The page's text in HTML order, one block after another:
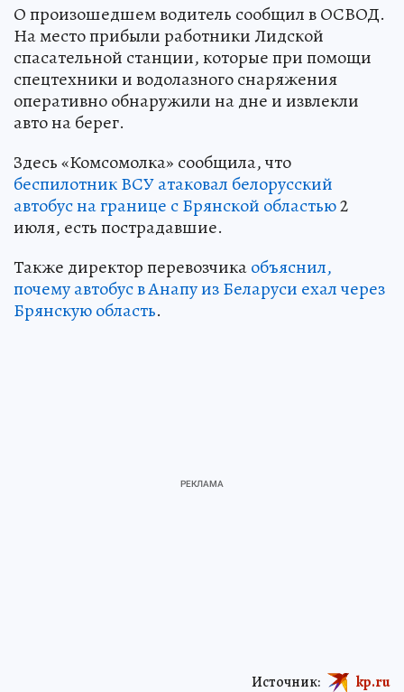
О произошедшем водитель сообщил в ОСВОД.
На место прибыли работники Лидской
спасательной станции, которые при помощи
спецтехники и водолазного снаряжения
оперативно обнаружили на дне и извлекли
авто на берег.
Здесь «Комсомолка» сообщила, что
беспилотник ВСУ атаковал белорусский
автобус на границе с Брянской областью2
июля, есть пострадавшие.
Также директор перевозчикаобъяснил,
почему автобус в Анапу из Беларуси ехал через
Брянскую область.
Источник: kp.ru